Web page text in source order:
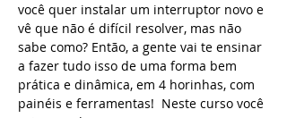
você quer instalar um interruptor novo e
vê que não é difícil resolver, mas não
sabe como? Então, a gente vai te ensinar
a fazer tudo isso de uma forma bem
prática e dinâmica, em 4 horinhas, com
painéis e ferramentas!  Neste curso você